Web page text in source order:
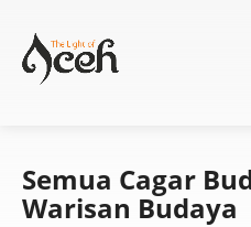
Semua Cagar
Warisan Budaya